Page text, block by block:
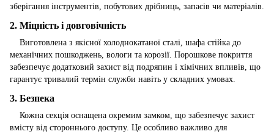
зберігання інструментів, побутових дрібниць, запасів чи матеріалів.
2. Міцність і довговічність
Виготовлена з якісної холоднокатаної сталі, шафа стійка до
механічних пошкоджень, вологи та корозії. Порошкове покриття
забезпечує додатковий захист від подряпин і хімічних впливів, що
гарантує тривалий термін служби навіть у складних умовах.
3. Безпека
Кожна секція оснащена окремим замком, що забезпечує захист
вмісту від стороннього доступу. Це особливо важливо для